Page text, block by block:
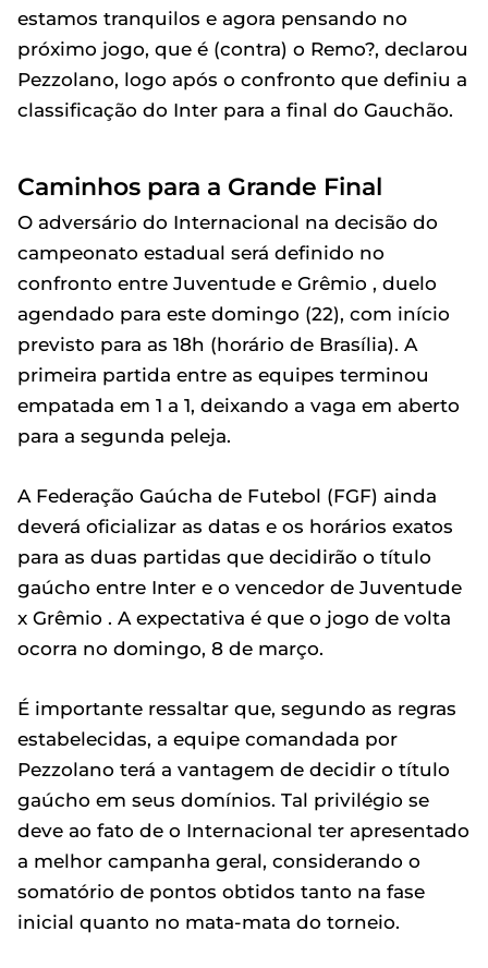
estamos tranquilos e agora pensando no
próximo jogo, que é (contra) o Remo?, declarou
Pezzolano, logo após o confronto que definiu a
classificação do Inter para a final do Gauchão.
Caminhos para a Grande Final
O adversário do Internacional na decisão do
campeonato estadual será definido no
confronto entre Juventude e Grêmio , duelo
agendado para este domingo (22), com início
previsto para as 18h (horário de Brasília). A
primeira partida entre as equipes terminou
empatada em 1 a 1, deixando a vaga em aberto
para a segunda peleja.
A Federação Gaúcha de Futebol (FGF) ainda
deverá oficializar as datas e os horários exatos
para as duas partidas que decidirão o título
gaúcho entre Inter e o vencedor de Juventude
x Grêmio . A expectativa é que o jogo de volta
ocorra no domingo, 8 de março.
É importante ressaltar que, segundo as regras
estabelecidas, a equipe comandada por
Pezzolano terá a vantagem de decidir o título
gaúcho em seus domínios. Tal privilégio se
deve ao fato de o Internacional ter apresentado
a melhor campanha geral, considerando o
somatório de pontos obtidos tanto na fase
inicial quanto no mata-mata do torneio.